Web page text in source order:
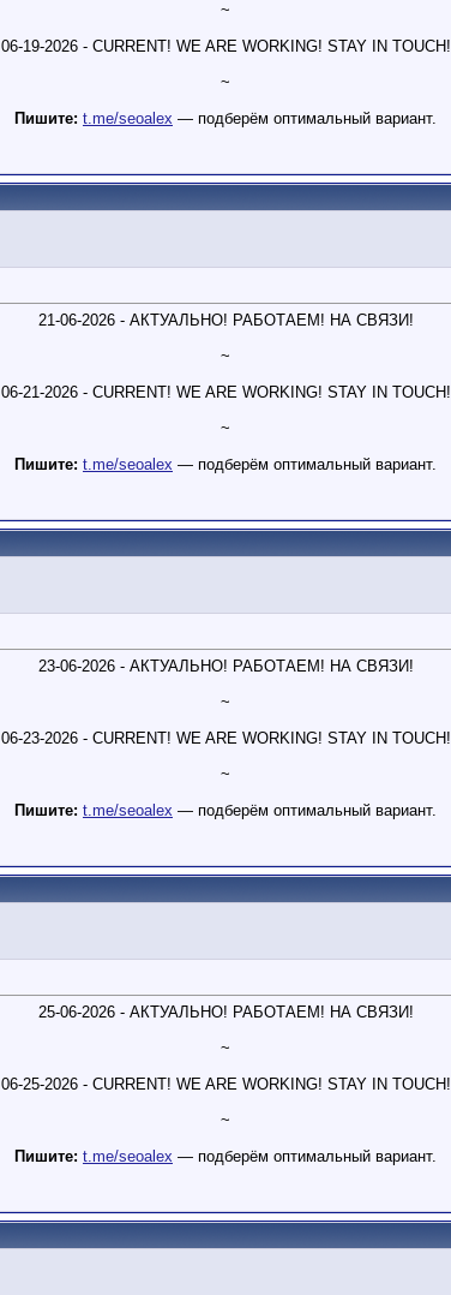
~
06-19-2026 - CURRENT! WE ARE WORKING! STAY IN TOUCH!
~
Пишите: t.me/seoalex — подберём оптимальный вариант.
21-06-2026 - АКТУАЛЬНО! РАБОТАЕМ! НА СВЯЗИ!
~
06-21-2026 - CURRENT! WE ARE WORKING! STAY IN TOUCH!
~
Пишите: t.me/seoalex — подберём оптимальный вариант.
23-06-2026 - АКТУАЛЬНО! РАБОТАЕМ! НА СВЯЗИ!
~
06-23-2026 - CURRENT! WE ARE WORKING! STAY IN TOUCH!
~
Пишите: t.me/seoalex — подберём оптимальный вариант.
25-06-2026 - АКТУАЛЬНО! РАБОТАЕМ! НА СВЯЗИ!
~
06-25-2026 - CURRENT! WE ARE WORKING! STAY IN TOUCH!
~
Пишите: t.me/seoalex — подберём оптимальный вариант.